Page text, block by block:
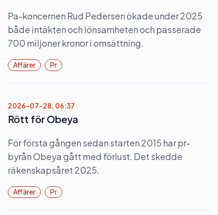
Pa-koncernen Rud Pedersen ökade under 2025
både intäkten och lönsamheten och passerade
700 miljoner kronor i omsättning.
Affärer Pr
2026-07-28, 06:37
Rött för Obeya
För första gången sedan starten 2015 har pr-
byrån Obeya gått med förlust. Det skedde
räkenskapsåret 2025.
Affärer Pr